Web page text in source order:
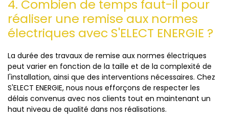
4. Combien de temps faut-il pour
réaliser une remise aux normes
électriques avec S'ELECT ENERGIE ?
La durée des travaux de remise aux normes électriques
peut varier en fonction de la taille et de la complexité de
l'installation, ainsi que des interventions nécessaires. Chez
S'ELECT ENERGIE, nous nous efforçons de respecter les
délais convenus avec nos clients tout en maintenant un
haut niveau de qualité dans nos réalisations.